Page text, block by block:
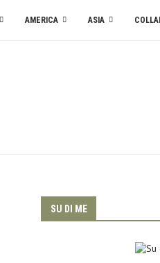
AMERICA ASIA
SU DI ME